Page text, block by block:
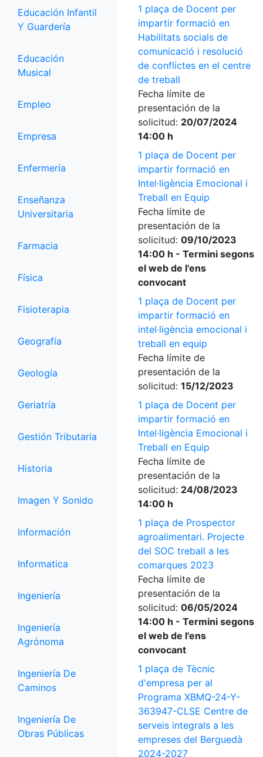
Educación Infantil
Y Guardería
Educación
Musical
Empleo
Empresa
Enfermería
Enseñanza
Universitaria
Farmacia
Física
Fisioterapia
Geografía
Geología
Geriatría
Gestión Tributaria
Historia
Imagen Y Sonido
Información
Informatica
Ingeniería
Ingeniería
Agrónoma
Ingeniería De
Caminos
Ingeniería De
Obras Públicas
1 plaça de Docent per
impartir formació en
Habilitats socials de
comunicació i resolució
de conflictes en el centre
de treball
Fecha límite de
presentación de la
solicitud: 20/07/2024
14:00 h
1 plaça de Docent per
impartir formació en
Intel·ligència Emocional i
Treball en Equip
Fecha límite de
presentación de la
solicitud: 09/10/2023
14:00 h - Termini segons
el web de l'ens
convocant
1 plaça de Docent per
impartir formació en
intel·ligència emocional i
treball en equip
Fecha límite de
presentación de la
solicitud: 15/12/2023
1 plaça de Docent per
impartir formació en
Intel·ligència Emocional i
Treball en Equip
Fecha límite de
presentación de la
solicitud: 24/08/2023
14:00 h
1 plaça de Prospector
agroalimentari. Projecte
del SOC treball a les
comarques 2023
Fecha límite de
presentación de la
solicitud: 06/05/2024
14:00 h - Termini segons
el web de l'ens
convocant
1 plaça de Tècnic
d'empresa per al
Programa XBMQ-24-Y-
363947-CLSE Centre de
serveis integrals a les
empreses del Berguedà
2024-2027